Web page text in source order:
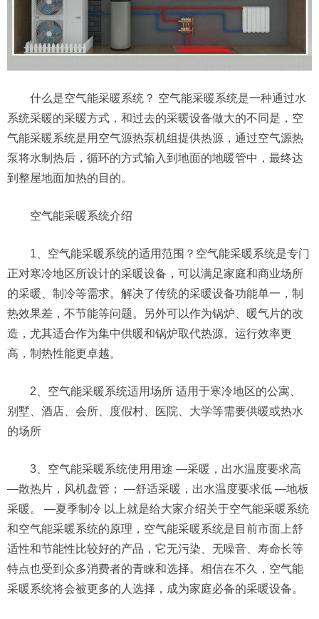
什么是空气能采暖系统？ 空气能采暖系统是一种通过水
系统采暖的采暖方式，和过去的采暖设备做大的不同是，空
气能采暖系统是用空气源热泵机组提供热源，通过空气源热
泵将水制热后，循环的方式输入到地面的地暖管中，最终达
到整屋地面加热的目的。
空气能采暖系统介绍
1、空气能采暖系统的适用范围？空气能采暖系统是专门
正对寒冷地区所设计的采暖设备，可以满足家庭和商业场所
的采暖、制冷等需求。解决了传统的采暖设备功能单一，制
热效果差，不节能等问题。另外可以作为锅炉、暖气片的改
造，尤其适合作为集中供暖和锅炉取代热源。运行效率更
高，制热性能更卓越。
2、空气能采暖系统适用场所 适用于寒冷地区的公寓、
别墅、酒店、会所、度假村、医院、大学等需要供暖或热水
的场所
3、空气能采暖系统使用用途 —采暖，出水温度要求高
—散热片，风机盘管； —舒适采暖，出水温度要求低 —地板
采暖。 —夏季制冷 以上就是给大家介绍关于空气能采暖系统
和空气能采暖系统的原理，空气能采暖系统是目前市面上舒
适性和节能性比较好的产品，它无污染、无噪音、寿命长等
特点也受到众多消费者的青睐和选择。相信在不久，空气能
采暖系统将会被更多的人选择，成为家庭必备的采暖设备。